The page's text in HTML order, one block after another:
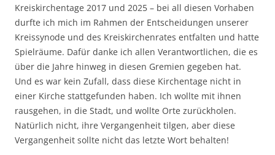
Kreiskirchentage 2017 und 2025 – bei all diesen Vorhaben
durfte ich mich im Rahmen der Entscheidungen unserer
Kreissynode und des Kreiskirchenrates entfalten und hatte
Spielräume. Dafür danke ich allen Verantwortlichen, die es
über die Jahre hinweg in diesen Gremien gegeben hat.
Und es war kein Zufall, dass diese Kirchentage nicht in
einer Kirche stattgefunden haben. Ich wollte mit ihnen
rausgehen, in die Stadt, und wollte Orte zurückholen.
Natürlich nicht, ihre Vergangenheit tilgen, aber diese
Vergangenheit sollte nicht das letzte Wort behalten!